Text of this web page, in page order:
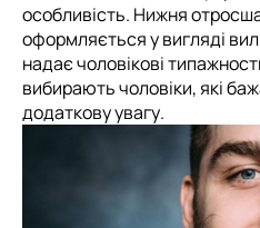
особливість. Нижня
оформляється у вигляді
надає чоловікові
вибирають чоловіки, які
додаткову увагу.